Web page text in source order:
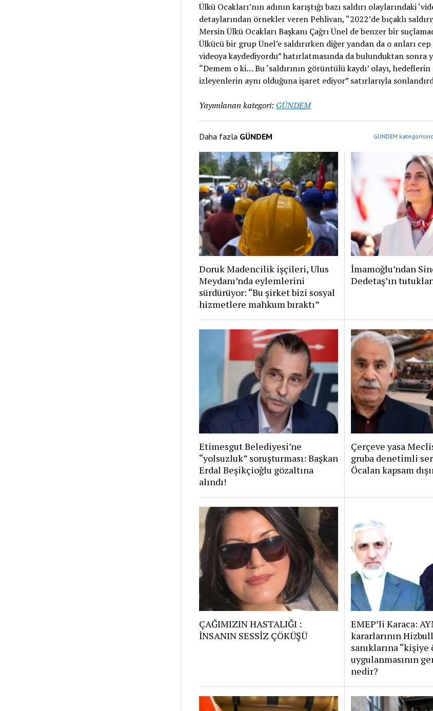
Ülkü Ocakları’nın adının karıştığı bazı saldırı olaylarındaki
detaylarından örnekler veren Pehlivan, “2022’de bıçaklı
Mersin Ülkü Ocakları Başkanı Çağrı Ünel de benzer bir
Ülkücü bir grup Ünel’e saldırırken diğer yandan da o anları
videoya kaydediyordu” hatırlatmasında da bulunduktan sonra
“Demem o ki… Bu ‘saldırının görüntülü kaydı’ olayı, hedeflerin
izleyenlerin aynı olduğuna işaret ediyor” satırlarıyla
Yayımlanan kategori: GÜNDEM
Daha fazla GÜNDEM GÜNDEM
Doruk Madencilik işçileri, Ulus
Meydanı’nda eylemlerini
sürdürüyor: “Bu şirket bizi sosyal
hizmetlere mahkum bıraktı”
İmamoğlu’ndan
Dedetaş’ın
Etimesgut Belediyesi’ne
“yolsuzluk” soruşturması: Başkan
Erdal Beşikçioğlu gözaltına
alındı!
Çerçeve yasa
gruba denetimli
Öcalan kapsam
ÇAĞIMIZIN HASTALIĞI :
İNSANIN SESSİZ ÇÖKÜŞÜ
EMEP’li Karaca:
kararlarının
sanıklarına
uygulanmasının
nedir?